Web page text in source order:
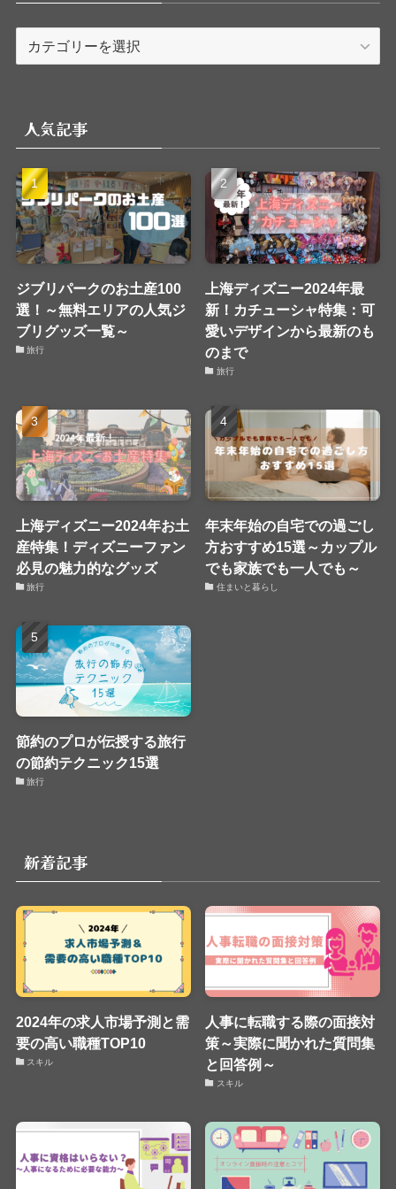
人気記事
ジブリパークのお土産100
選！～無料エリアの人気ジ
ブリグッズ一覧～
旅行
上海ディズニー2024年最
新！カチューシャ特集：可
愛いデザインから最新のも
のまで
旅行
上海ディズニー2024年お土
産特集！ディズニーファン
必見の魅力的なグッズ
旅行
年末年始の自宅での過ごし
方おすすめ15選～カップル
でも家族でも一人でも～
住まいと暮らし
節約のプロが伝授する旅行
の節約テクニック15選
旅行
新着記事
2024年の求人市場予測と需
要の高い職種TOP10
スキル
人事に転職する際の面接対
策～実際に聞かれた質問集
と回答例～
スキル